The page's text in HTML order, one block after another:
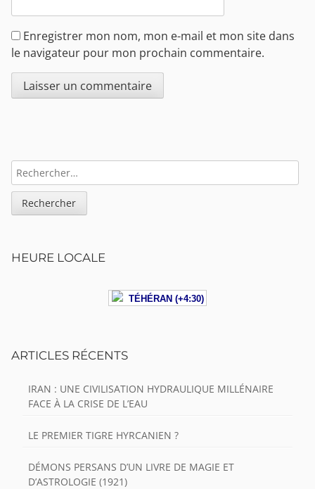
Enregistrer mon nom, mon e-mail et mon site dans
le navigateur pour mon prochain commentaire.
Sidebar
RECHERCHER :
HEURE LOCALE
TÉHÉRAN (+4:30)
ARTICLES RÉCENTS
IRAN : UNE CIVILISATION HYDRAULIQUE MILLÉNAIRE
FACE À LA CRISE DE L’EAU
LE PREMIER TIGRE HYRCANIEN ?
DÉMONS PERSANS D’UN LIVRE DE MAGIE ET
D’ASTROLOGIE (1921)